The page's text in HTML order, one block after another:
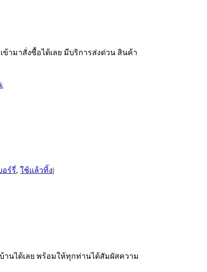
ข้ามาสั่งซื้อได้เลย มีบริการส่งด่วน สินค้า
อร์รี่,ใช้แล้วทิ้ง|
นได้เลย พร้อมให้ทุกท่านได้สัมผัสความ